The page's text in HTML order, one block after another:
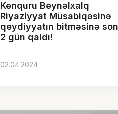
Kenquru Beynəlxalq
Riyaziyyat Müsabiqəsinə
qeydiyyatın bitməsinə son
2 gün qaldı!
02.04.2024